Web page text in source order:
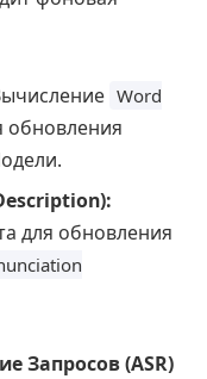
Word
обновления
для обновления
Запросов (ASR)